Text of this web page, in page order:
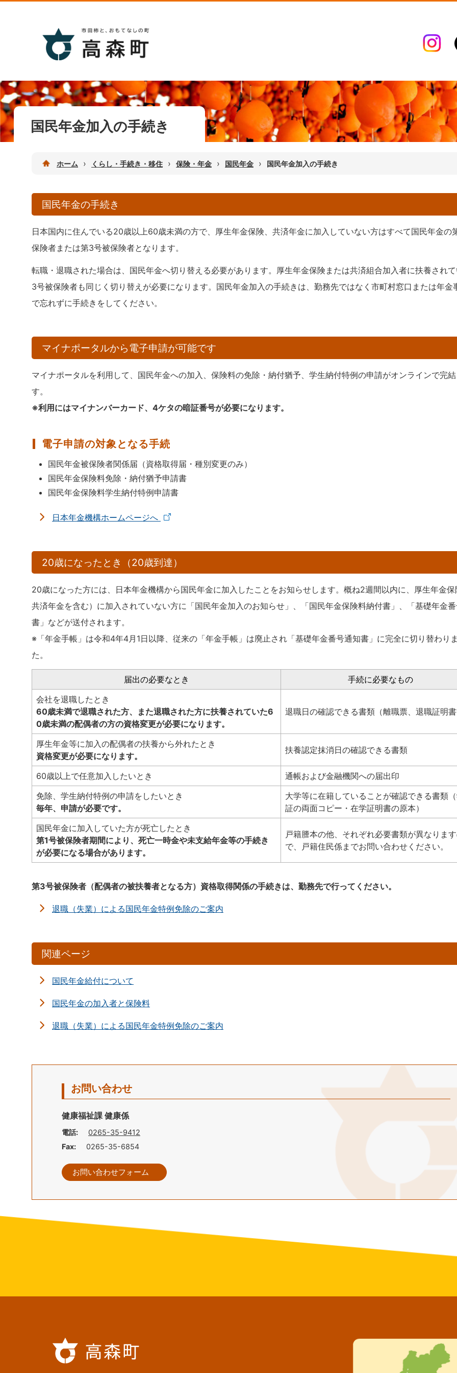
国民年金加入の手続き
ホーム › くらし・手続き・移住 › 保険・年金 › 国民年金 › 国民年金加入の手続き
国民年金の手続き
日本国内に住んでいる20歳以上60歳未満の方で、厚生年金保険、共済年金に加入していない方はすべて国民年金の
保険者または第3号被保険者となります。
転職・退職された場合は、国民年金へ切り替える必要があります。厚生年金保険または共済組合加入者に扶養され
3号被保険者も同じく切り替えが必要になります。国民年金加入の手続きは、勤務先ではなく市町村窓口または年金
で忘れずに手続きをしてください。
マイナポータルから電子申請が可能です
マイナポータルを利用して、国民年金への加入、保険料の免除・納付猶予、学生納付特例の申請がオンラインで完結
す。
※利用にはマイナンバーカード、4ケタの暗証番号が必要になります。
電子申請の対象となる手続
国民年金被保険者関係届（資格取得届・種別変更のみ）
国民年金保険料免除・納付猶予申請書
国民年金保険料学生納付特例申請書
日本年金機構ホームページへ
20歳になったとき（20歳到達）
20歳になった方には、日本年金機構から国民年金に加入したことをお知らせします。概ね2週間以内に、厚生年金保
共済年金を含む）に加入されていない方に「国民年金加入のお知らせ」、「国民年金保険料納付書」、「基礎年金
書」などが送付されます。
※「年金手帳」は令和4年4月1日以降、従来の「年金手帳」は廃止され「基礎年金番号通知書」に完全に切り替わり
た。
届出の必要なとき
手続に必要なもの
会社を退職したとき
60歳未満で退職された方、また退職された方に扶養されていた6
0歳未満の配偶者の方の資格変更が必要になります。
退職日の確認できる書類（離職票、退職証明書
厚生年金等に加入の配偶者の扶養から外れたとき
資格変更が必要になります。
扶養認定抹消日の確認できる書類
60歳以上で任意加入したいとき
通帳および金融機関への届出印
免除、学生納付特例の申請をしたいとき
毎年、申請が必要です。
大学等に在籍していることが確認できる書類
証の両面コピー・在学証明書の原本）
国民年金に加入していた方が死亡したとき
第1号被保険者期間により、死亡一時金や未支給年金等の手続き
が必要になる場合があります。
戸籍謄本の他、それぞれ必要書類が異なりま
で、戸籍住民係までお問い合わせください。
第3号被保険者（配偶者の被扶養者となる方）資格取得関係の手続きは、勤務先で行ってください。
退職（失業）による国民年金特例免除のご案内
関連ページ
国民年金給付について
国民年金の加入者と保険料
退職（失業）による国民年金特例免除のご案内
お問い合わせ
健康福祉課 健康係
電話:
0265-35-9412
Fax:
0265-35-6854
お問い合わせフォーム